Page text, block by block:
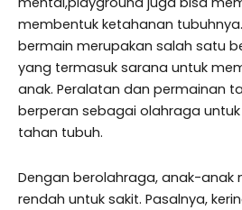
membentuk ketahanan
bermain merupakan salah satu
yang termasuk sarana untuk
anak. Peralatan dan permainan
berperan sebagai olahraga
tahan tubuh.
Dengan berolahraga, anak-anak
rendah untuk sakit. Pasalnya,